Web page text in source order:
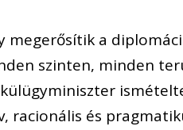
a
szinten, minden
és